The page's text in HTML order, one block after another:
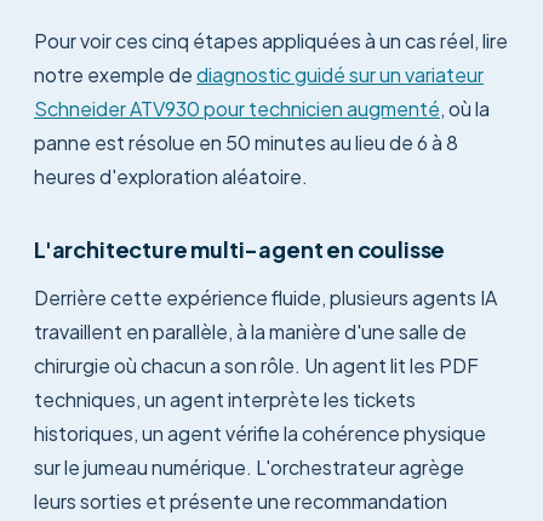
Pour voir ces cinq étapes appliquées à un cas réel, lire
notre exemple dediagnostic guidé sur un variateur
Schneider ATV930 pour technicien augmenté, où la
panne est résolue en 50 minutes au lieu de 6 à 8
heures d'exploration aléatoire.
L'architecture multi-agent en coulisse
Derrière cette expérience fluide, plusieurs agents IA
travaillent en parallèle, à la manière d'une salle de
chirurgie où chacun a son rôle. Un agent lit les PDF
techniques, un agent interprète les tickets
historiques, un agent vérifie la cohérence physique
sur le jumeau numérique. L'orchestrateur agrège
leurs sorties et présente une recommandation